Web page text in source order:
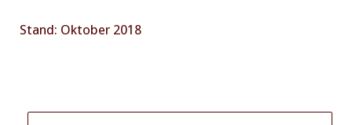
Stand: Oktober 2018